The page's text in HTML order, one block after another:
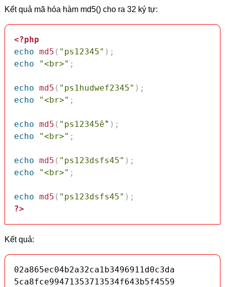
Kết quả mã hóa hàm md5() cho ra 32 ký tự:
<?php
echo md5 ( "ps12345" ) ;
echo
"<br>" ;
echo md5 ( "ps1hudwef2345" ) ;
echo
"<br>" ;
echo md5 ( "ps12345ề" ) ;
echo
"<br>" ;
echo md5 ( "ps123dsfs45" ) ;
echo
"<br>" ;
echo md5 ( "ps123dsfs45" ) ;
?>
Kết quả:
02a865ec04b2a32ca1b3496911d0c3da
5ca8fce99471353713534f643b5f4559